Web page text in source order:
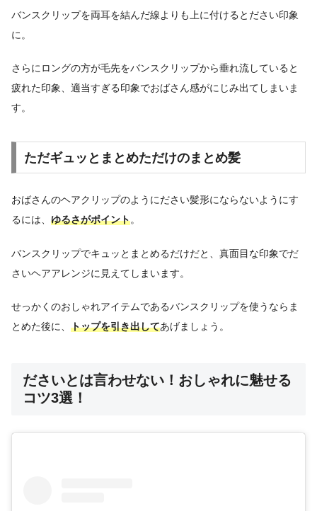
バンスクリップを両耳を結んだ線よりも上に付けるとださい印象
に。
さらにロングの方が毛先をバンスクリップから垂れ流していると
疲れた印象、適当すぎる印象でおばさん感がにじみ出てしまいま
す。
ただギュッとまとめただけのまとめ髪
おばさんのヘアクリップのようにださい髪形にならないようにす
るには、 ゆるさがポイント。
バンスクリップでキュッとまとめるだけだと、真面目な印象でだ
さいヘアアレンジに見えてしまいます。
せっかくのおしゃれアイテムであるバンスクリップを使うならま
とめた後に、 トップを引き出してあげましょう。
ださいとは言わせない！おしゃれに魅せる
コツ3選！